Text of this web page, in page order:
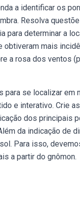
a identificar os
Resolva
para determinar a
obtiveram mais
a rosa dos ventos
para se localizar em
e interativo. Crie
dos principais
da indicação de
Para isso,
a partir do gnômon.